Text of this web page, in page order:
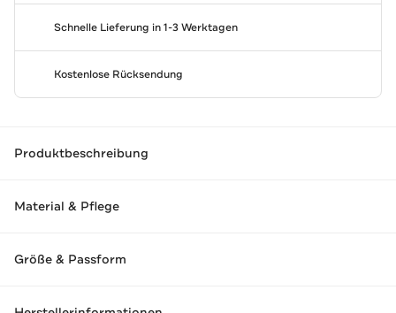
Schnelle Lieferung in 1-3 Werktagen
Kostenlose Rücksendung
Produktbeschreibung
Material & Pflege
Größe & Passform